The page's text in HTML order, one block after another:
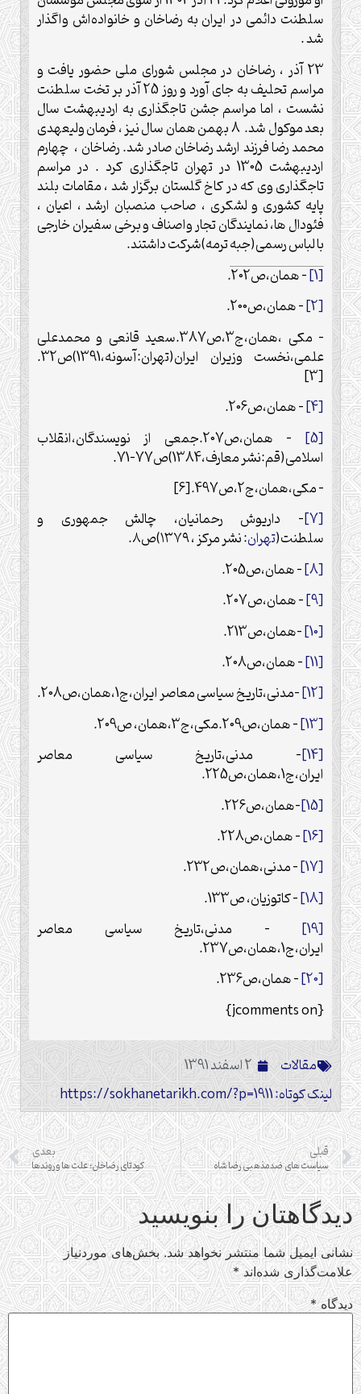
سلطنت دائمی در ایران به رضاخان و خانواده‌اش واگذار
شد .
23 آذر ، رضاخان در مجلس شورای ملی حضور یافت و
مراسم تحلیف به جای آورد و روز 25 آذر بر تخت سلطنت
نشست ، اما مراسم جشن تاجگذاری به اردیبهشت سال
بعد موکول شد. 8 بهمن همان سال نیز ، فرمان ولیعهدی
محمد رضا فرزند ارشد رضاخان صادر شد. رضاخان ، چهارم
اردیبهشت 1305 در تهران تاجگذاری کرد . در مراسم
تاجگذاری وی که در کاخ گلستان برگزار شد ، مقامات بلند
پایه کشوری و لشکری ، صاحب منصبان ارشد ، اعیان ،
فئودال ها، نمایندگان تجار واصناف و برخی سفیران خارجی
با لباس رسمی(جبه ترمه)شرکت داشتند.
[1]– همان،ص202.
[2]– همان،ص200.
– مکی ،همان،ج3،ص387.سعید قانعی و محمدعلی
علمی،نخست وزیران ایران(تهران:آسونه،1391)ص32.
[3]
[4]– همان،ص206.
[5]
– همان،ص207.جمعی از نویسندگان،انقلاب
اسلامی(قم:نشر معارف،1384)ص77-71.
– مکی،همان،ج2،ص497.
[6]
[7]– داریوش رحمانیان، چالش جمهوری و
سلطنت(تهران: نشر مرکز ، ۱۳۷۹)ص۸.
[8]– همان،ص205.
[9]– همان،ص207.
[10]-همان،ص213.
[11]– همان،ص208.
[12]-مدنی،تاریخ سیاسی معاصر ایران،ج1،همان،ص208.
[13]– همان،ص209.مکی،ج3،همان، ص209.
[14]– مدنی،تاریخ سیاسی معاصر
ایران،ج1،همان،ص225.
[15]-همان،ص226.
[16]– همان،ص228.
[17]– مدنی،همان،ص232.
[18]– کاتوزیان، ص133.
[19] – مدنی،تاریخ سیاسی معاصر
ایران،ج1،همان،ص237.
[20]– همان،ص236.
{jcomments on}
مقالات
2 اسفند 1391
لینک کوتاه: https://sokhanetarikh.com/?p=1911
قبلی
سیاست های ضدمذهبی رضا شاه
بعدی
کودتای رضاخان؛ علت ها و روندها
دیدگاهتان را بنویسید
نشانی ایمیل شما منتشر نخواهد شد. بخش‌های موردنیاز
علامت‌گذاری شده‌اند*
دیدگاه*